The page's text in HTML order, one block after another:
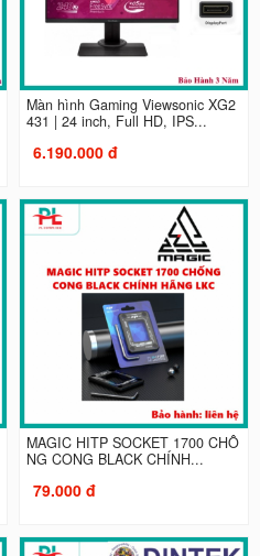
Màn hình Gaming Viewsonic XG2
431 | 24 inch, Full HD, IPS...
6.190.000 đ
MAGIC HITP SOCKET 1700 CHỐ
NG CONG BLACK CHÍNH...
79.000 đ